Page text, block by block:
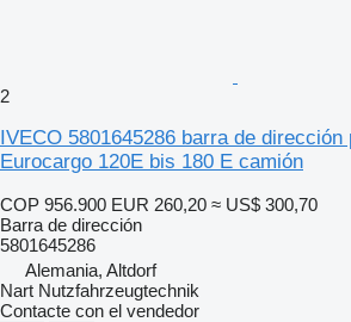
2
IVECO 5801645286 barra de dirección
Eurocargo 120E bis 180 E camión
COP 956.900 EUR 260,20 ≈ US$ 300,70
Barra de dirección
5801645286
Alemania, Altdorf
Nart Nutzfahrzeugtechnik
Contacte con el vendedor